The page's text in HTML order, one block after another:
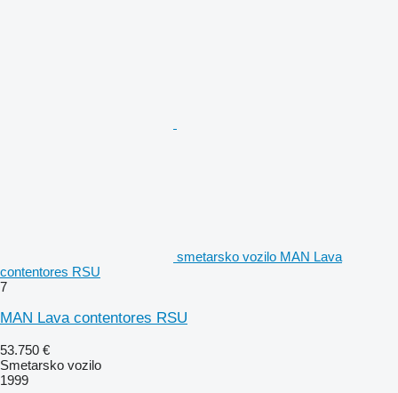
smetarsko vozilo MAN Lava
contentores RSU
7
MAN Lava contentores RSU
53.750 €
Smetarsko vozilo
1999